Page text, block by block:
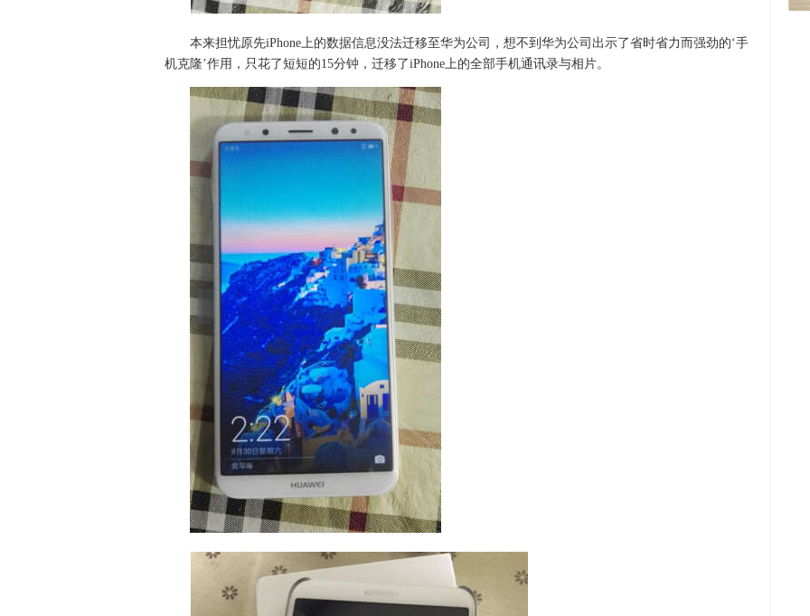
本来担忧原先iPhone上的数据信息没法迁移至华为公司，想不到华为公司出示了省时省力而强劲的‘手
机克隆’作用，只花了短短的15分钟，迁移了iPhone上的全部手机通讯录与相片。